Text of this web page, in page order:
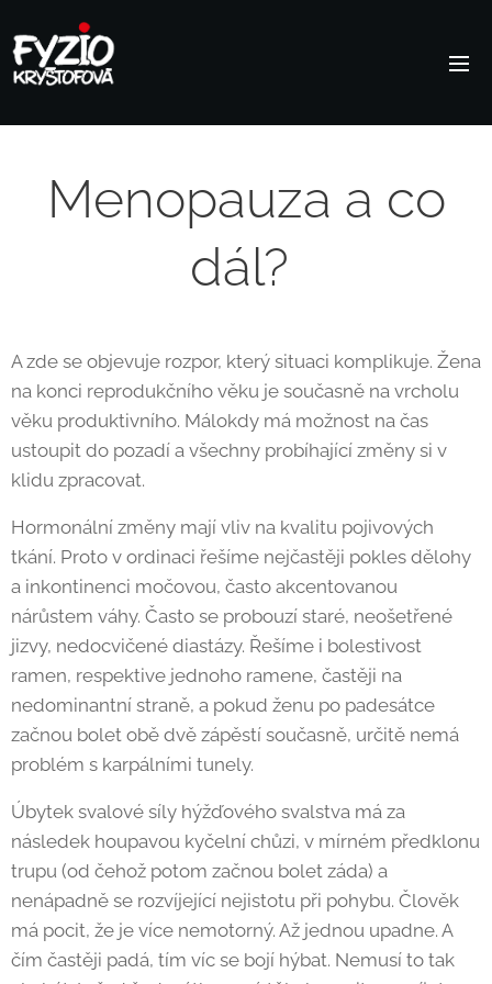
Menopauza a co
dál?
A zde se objevuje rozpor, který situaci komplikuje. Žena
na konci reprodukčního věku je současně na vrcholu
věku produktivního. Málokdy má možnost na čas
ustoupit do pozadí a všechny probíhající změny si v
klidu zpracovat.
Hormonální změny mají vliv na kvalitu pojivových
tkání. Proto v ordinaci řešíme nejčastěji pokles dělohy
a inkontinenci močovou, často akcentovanou
nárůstem váhy. Často se probouzí staré, neošetřené
jizvy, nedocvičené diastázy. Řešíme i bolestivost
ramen, respektive jednoho ramene, častěji na
nedominantní straně, a pokud ženu po padesátce
začnou bolet obě dvě zápěstí současně, určitě nemá
problém s karpálními tunely.
Úbytek svalové síly hýžďového svalstva má za
následek houpavou kyčelní chůzi, v mírném předklonu
trupu (od čehož potom začnou bolet záda) a
nenápadně se rozvíjející nejistotu při pohybu. Člověk
má pocit, že je více nemotorný. Až jednou upadne. A
čím častěji padá, tím víc se bojí hýbat. Nemusí to tak